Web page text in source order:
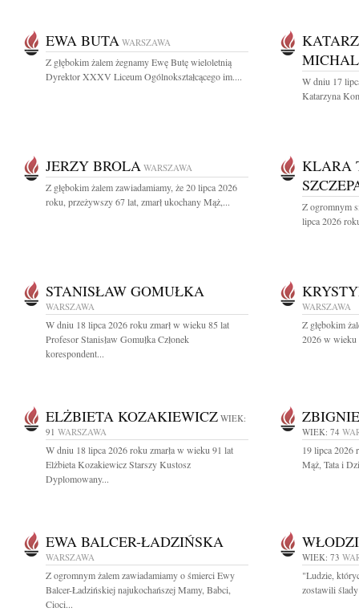
EWA BUTA WARSZAWA
Z głębokim żalem żegnamy Ewę Butę wieloletnią
Dyrektor XXXV Liceum Ogólnokształcącego im....
W dniu 17
Katarzyna
JERZY BROLA WARSZAWA
Z głębokim żalem zawiadamiamy, że 20 lipca 2026
roku, przeżywszy 67 lat, zmarł ukochany Mąż,...
KLARA
Z ogromnym
lipca 2026
STANISŁAW GOMUŁKA
WARSZAWA
W dniu 18 lipca 2026 roku zmarł w wieku 85 lat
Profesor Stanisław Gomułka Członek
korespondent...
WARSZAWA
Z głębokim
2026 w wieku
ELŻBIETA KOZAKIEWICZ WIEK:
91 WARSZAWA
W dniu 18 lipca 2026 roku zmarła w wieku 91 lat
Elżbieta Kozakiewicz Starszy Kustosz
Dyplomowany...
WIEK: 74
19 lipca 2026
Mąż, Tata i
EWA BALCER-ŁADZIŃSKA
WARSZAWA
Z ogromnym żalem zawiadamiamy o śmierci Ewy
Balcer-Ładzińskiej najukochańszej Mamy, Babci,
Cioci...
WIEK: 73
"Ludzie,
zostawili